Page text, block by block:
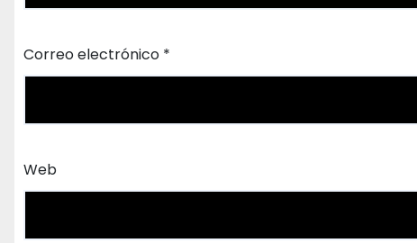
Correo electrónico *
Web